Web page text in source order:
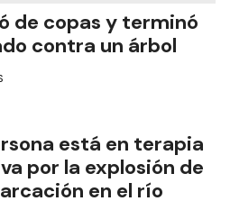
de copas y terminó
contra un árbol
está en terapia
por la explosión de
en el río